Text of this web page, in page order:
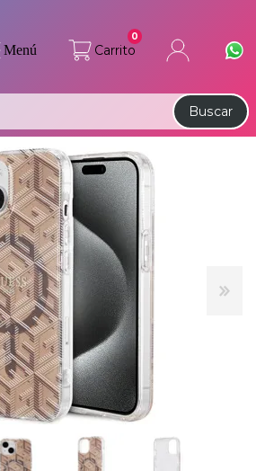
Carrito
0
Buscar
Menú